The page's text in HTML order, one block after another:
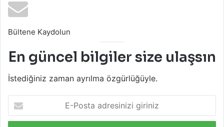
Bültene Kaydolun
En güncel bilgiler size ulaşsın
İstediğiniz zaman ayrılma özgürlüğüyle.
E-
Posta
adresinizi